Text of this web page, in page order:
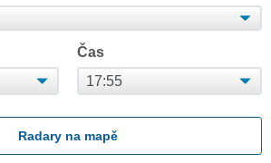
Čas
Radary na mapě